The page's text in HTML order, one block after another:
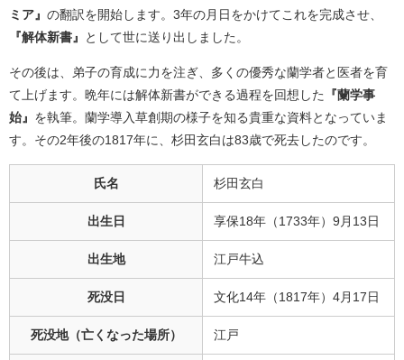
ミア』 の翻訳を開始します。3年の月日をかけてこれを完成させ、
『解体新書』
として世に送り出しました。
その後は、弟子の育成に力を注ぎ、多くの優秀な蘭学者と医者を育
て上げます。晩年には解体新書ができる過程を回想した
『蘭学事
始』 を執筆。蘭学導入草創期の様子を知る貴重な資料となっていま
す。その2年後の1817年に、杉田玄白は83歳で死去したのです。
氏名 杉田玄白
出生日 享保18年（1733年）9月13日
出生地 江戸牛込
死没日 文化14年（1817年）4月17日
死没地（亡くなった場所） 江戸